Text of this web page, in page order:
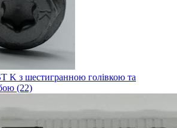
K з шестигранною голівкою та
(22)